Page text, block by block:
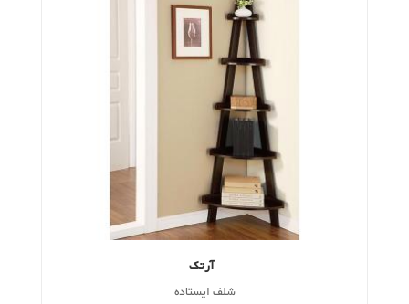
آرتک
شلف ایستاده